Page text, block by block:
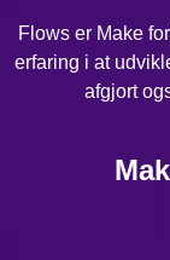
Flows er Make
erfaring i at
afgjort